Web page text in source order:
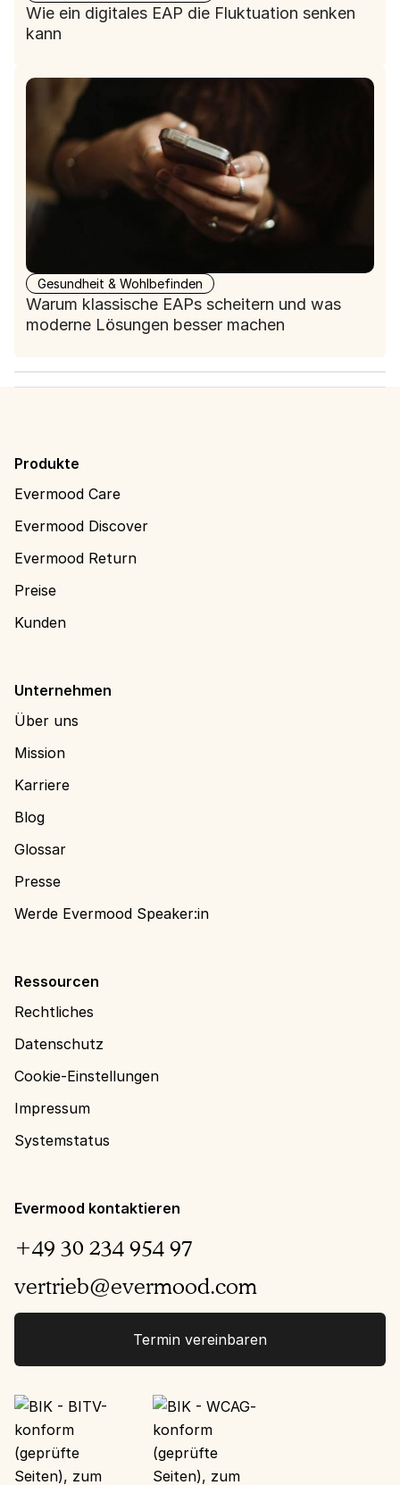
Wie ein digitales EAP die Fluktuation senken
kann
Gesundheit & Wohlbefinden
Warum klassische EAPs scheitern und was
moderne Lösungen besser machen
Produkte
Evermood Care
Evermood Discover
Evermood Return
Preise
Kunden
Unternehmen
Über uns
Mission
Karriere
Blog
Glossar
Presse
Werde Evermood Speaker:in
Ressourcen
Rechtliches
Datenschutz
Cookie-Einstellungen
Impressum
Systemstatus
Evermood kontaktieren
+49 30 234 954 97
vertrieb@evermood.com
Termin vereinbaren